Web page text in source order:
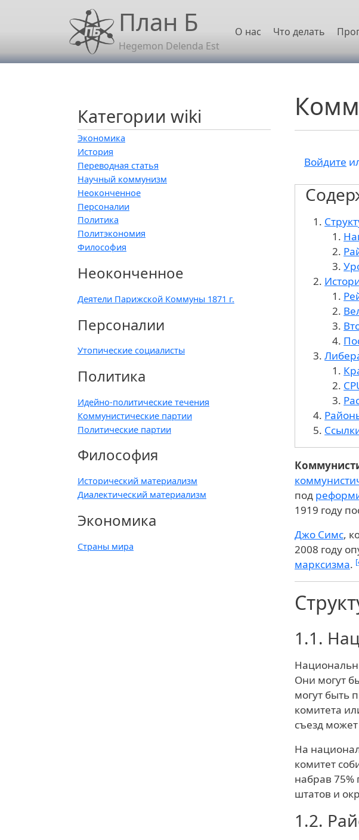
Перейти к основному содержаниюПлан Б
Hegemon Delenda Est
Основная
О нас Что делать
Войдите
под
1919 году
Джо Симс,
2008 году
марксизма.
1.1.
Они могут
могут быть
комитета
съезд
На
комитет
набрав 75%
штатов и
1.2.
Категории wiki
Экономика
История
Переводная статья
Научный коммунизм
Неоконченное
Персоналии
Политика
Политэкономия
Философия
Неоконченное
Деятели Парижской Коммуны 1871 г.
Персоналии
Утопические социалисты
Политика
Идейно-политические течения
Коммунистические партии
Политические партии
Философия
Исторический материализм
Диалектический материализм
Экономика
Страны мира